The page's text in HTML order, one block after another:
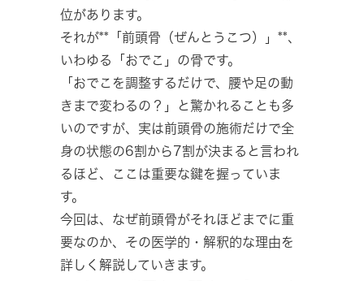
位があります。
それが**「前頭骨（ぜんとうこつ）」**、
いわゆる「おでこ」の骨です。
「おでこを調整するだけで、腰や足の動
きまで変わるの？」と驚かれることも多
いのですが、実は前頭骨の施術だけで全
身の状態の6割から7割が決まると言われ
るほど、ここは重要な鍵を握っていま
す。
今回は、なぜ前頭骨がそれほどまでに重
要なのか、その医学的・解釈的な理由を
詳しく解説していきます。